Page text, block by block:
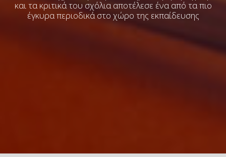
και τα κριτικά του σχόλιααποτέλεσε ένα από τα πιο
έγκυρα περιοδικά στο χώρο της εκπαίδευσης